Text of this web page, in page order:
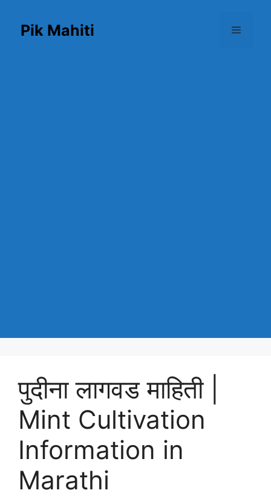
contentPik Mahiti Menu
पुदीना लागवड माहिती |
Mint Cultivation
Information in
Marathi